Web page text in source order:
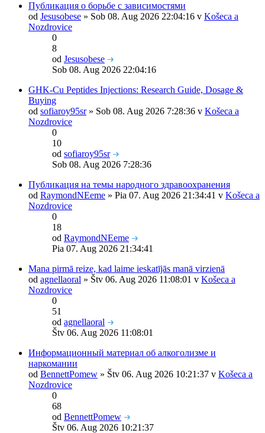
Публикация о борьбе с зависимостями
od Jesusobese » Sob 08. Aug 2026 22:04:16 v Košeca a
Nozdrovice
0
8
od Jesusobese
Sob 08. Aug 2026 22:04:16
GHK-Cu Peptides Injections: Research Guide, Dosage &
Buying
od sofiaroy95sr» Sob 08. Aug 2026 7:28:36 v Košeca a
Nozdrovice
0
10
od sofiaroy95sr
Sob 08. Aug 2026 7:28:36
Публикация на темы народного здравоохранения
od RaymondNEeme » Pia 07. Aug 2026 21:34:41 v Košeca a
Nozdrovice
0
18
od RaymondNEeme
Pia 07. Aug 2026 21:34:41
Mana pirmā reize, kad laime ieskatījās manā virzienā
od agnellaoral » Štv 06. Aug 2026 11:08:01 v Košeca a
Nozdrovice
0
51
od agnellaoral
Štv 06. Aug 2026 11:08:01
Информационный материал об алкоголизме и
наркомании
od BennettPomew » Štv 06. Aug 2026 10:21:37 v Košeca a
Nozdrovice
0
68
od BennettPomew
Štv 06. Aug 2026 10:21:37